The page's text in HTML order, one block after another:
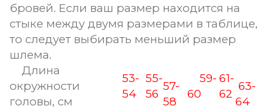
бровей. Если ваш размер находится на
стыке между двумя размерами в таблице,
то следует выбирать меньший размер
шлема.
Длина
окружности
головы, см
53-
54
55-
56
57-
58
59-
60
61-
62
63-
64